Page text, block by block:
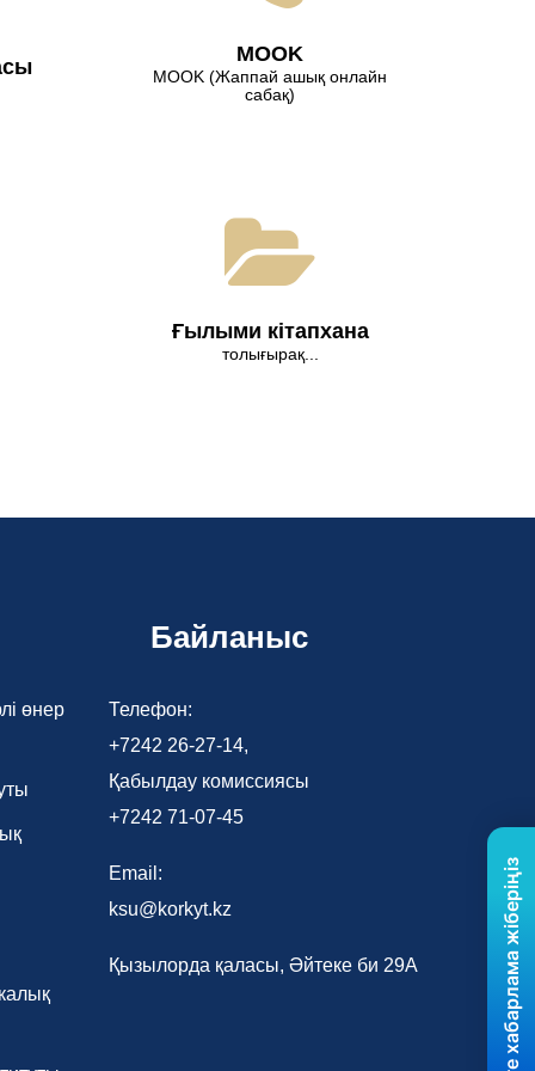
МООK
МООK (Жаппай ашық онлайн
сабақ)
Ғылыми кітапхана
толығырақ...
өнер
Байланыс
Телефон:
+7242 26-27-14,
Қабылдау комиссиясы
+7242 71-07-45
Email:
ksu@korkyt.kz
Қызылорда қаласы, Әйтеке би 29А Бізге хабарлама жіберіңіз